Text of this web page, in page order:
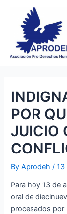
content
POR
JUICIO
ByAprodeh/13
Para hoy 13 de
oral de
procesados por
navigation